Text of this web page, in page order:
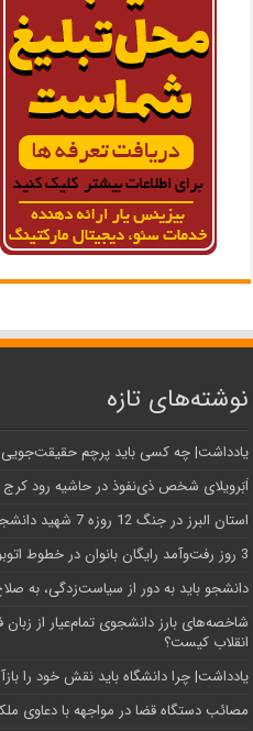
نوشته‌های تازه
یادداشت| ‌چه کسی باید پرچم حقیقت‌جویی
اَبَر‌ویلای شخص ذی‌نفوذ در حاشیه‌ رود
استان البرز در جنگ 12 روزه 7 شهید دانشجو تقدیم انقلاب کرد
3 روز رفت‌وآمد رایگان بانوان در خطوط اتوبوسرانی شهری کرج
دانشجو باید به دور از سیاست‌زدگی، به
شاخصه‌های بارز دانشجوی تمام‌عیار از زبان
انقلاب کیست؟
یادداشت| چرا دانشگاه باید نقش خود را
مصائب دستگاه قضا در مواجهه با دعاوی